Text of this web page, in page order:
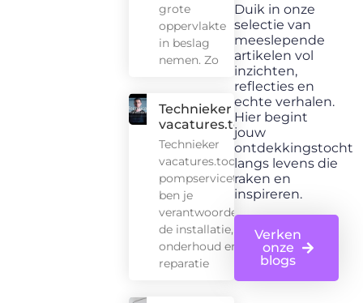
grote
oppervlakte
in beslag
nemen. Zo
Technieker
vacatures.today
Technieker
vacatures.today Als
pompservicetechnicus
ben je
verantwoordelijk voor
de installatie, het
onderhoud en de
reparatie
Duik in onze
selectie van
meeslepende
artikelen vol
inzichten,
reflecties en
echte verhalen.
Hier begint
jouw
ontdekkingstocht
langs levens die
raken en
inspireren.
Verken
onze
blogs